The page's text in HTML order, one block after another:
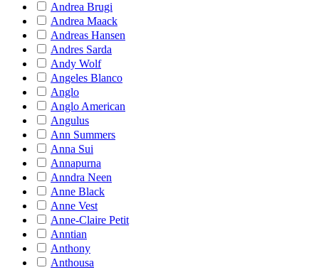
Andrea Brugi
Andrea Maack
Andreas Hansen
Andres Sarda
Andy Wolf
Angeles Blanco
Anglo
Anglo American
Angulus
Ann Summers
Anna Sui
Annapurna
Anndra Neen
Anne Black
Anne Vest
Anne-Claire Petit
Anntian
Anthony
Anthousa